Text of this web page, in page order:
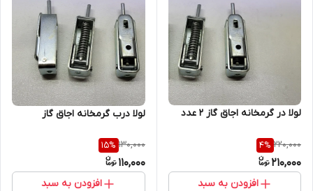
لولا در گرمخانه اجاق گاز 2 عدد
220,000
4%
210,000
افزودن به سبد
لولا درب گرمخانه اجاق گاز
130,000
15%
110,000
افزودن به سبد